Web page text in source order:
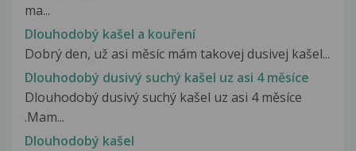
ma...
Dlouhodobý kašel a kouření
Dobrý den, už asi měsíc mám takovej dusivej kašel...
Dlouhodobý dusivý suchý kašel uz asi 4 měsíce
Dlouhodobý dusivý suchý kašel uz asi 4 měsíce
.Mam...
Dlouhodobý kašel